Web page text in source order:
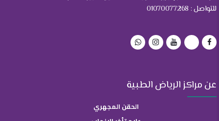
للتواصل : 01070077268
عن مراكز الرياض الطبية
الحقن المجهري